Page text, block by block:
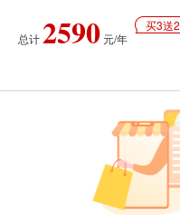
总计2590元/年
买3送2